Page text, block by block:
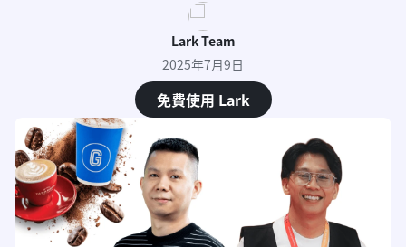
Lark Team
2025年7月9日
免費使用 Lark